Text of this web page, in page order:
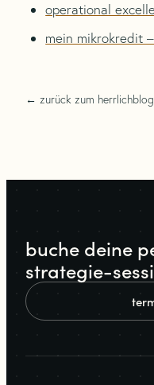
operational
mein mikrokredit
← zurück zum herrlichblog
buche deine
strategie-